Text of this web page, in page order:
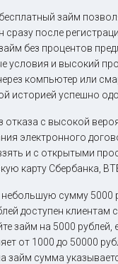
займ
сразу после
без процентов
условия и высокий
компьютер или
историей успешно
отказа с высокой
электронного
и с открытыми
карту Сбербанка,
сумму 5000
доступен клиентам
займ на 5000
от 1000 до 50000
займ сумма